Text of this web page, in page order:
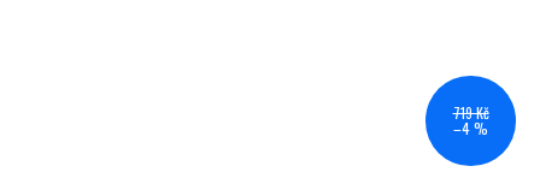
719 Kč
–4 %